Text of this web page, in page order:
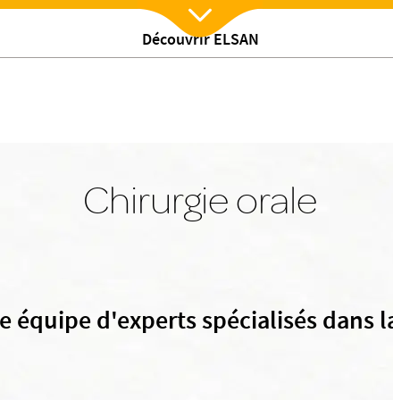
Découvrir ELSAN
Nx:Afficher menu
Chirurgie orale
équipe d'experts spécialisés dans